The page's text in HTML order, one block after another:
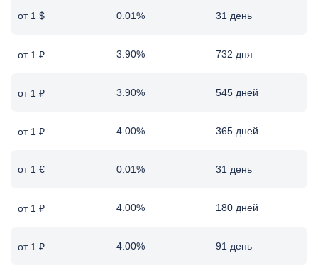
от 1 $ 0.01% 31 день
от 1 ₽ 3.90% 732 дня
от 1 ₽ 3.90% 545 дней
от 1 ₽ 4.00% 365 дней
от 1 € 0.01% 31 день
от 1 ₽ 4.00% 180 дней
от 1 ₽ 4.00% 91 день